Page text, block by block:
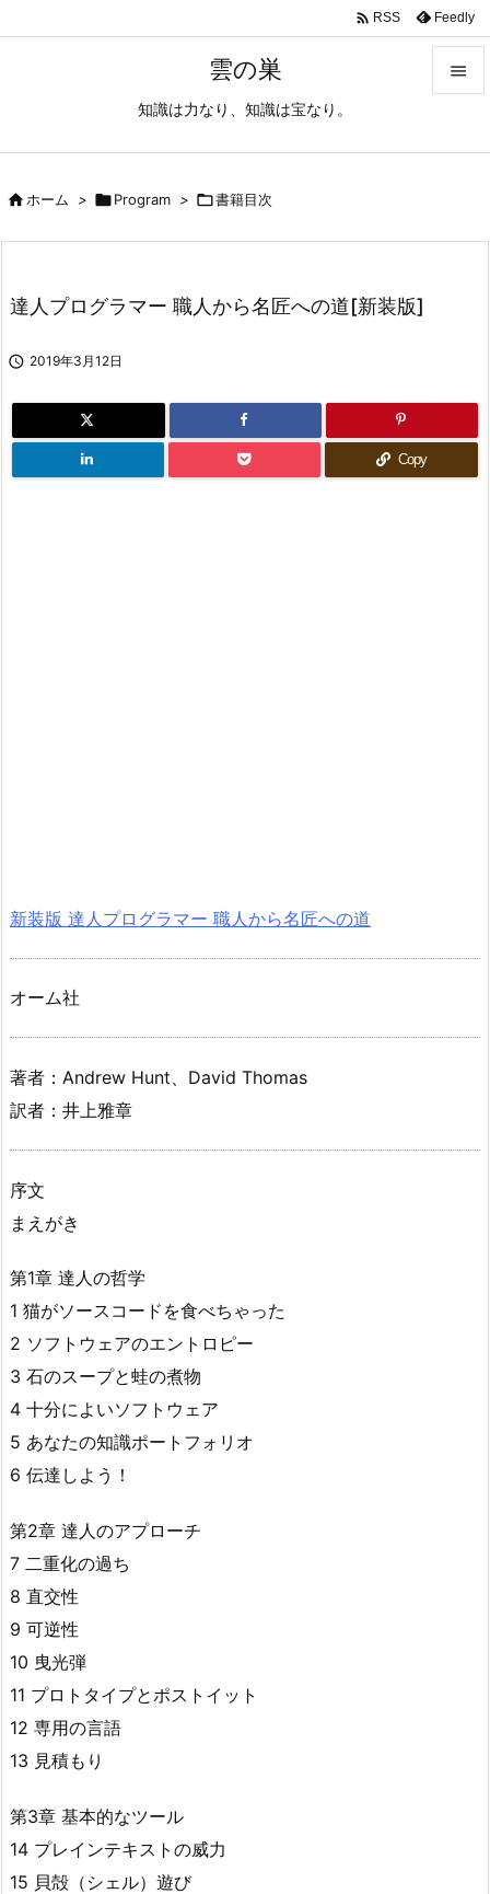
雲の巣
知識は力なり、知識は宝なり。

 RSS Feedly
ホーム > Program > 書籍目次
達人プログラマー 職人から名匠への道[新装版]
 2019年3月12日
Copy
新装版 達人プログラマー 職人から名匠への道
オーム社
著者：Andrew Hunt、David Thomas
訳者：井上雅章
序文
まえがき
第1章 達人の哲学
1 猫がソースコードを食べちゃった
2 ソフトウェアのエントロピー
3 石のスープと蛙の煮物
4 十分によいソフトウェア
5 あなたの知識ポートフォリオ
6 伝達しよう！
第2章 達人のアプローチ
7 二重化の過ち
8 直交性
9 可逆性
10 曳光弾
11 プロトタイプとポストイット
12 専用の言語
13 見積もり
第3章 基本的なツール
14 プレインテキストの威力
15 貝殻（シェル）遊び